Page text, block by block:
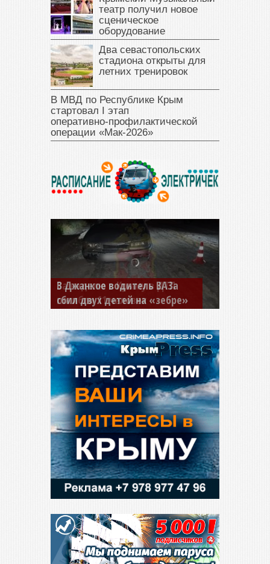
театр получил новое
сценическое
оборудование
Два севастопольских
стадиона открыты для
летних тренировок
В МВД по Республике Крым
стартовал I этап
оперативно‑профилактической
операции «Мак‑2026»
В Джанкое водитель ВАЗа
сбил двух детей на «зебре»